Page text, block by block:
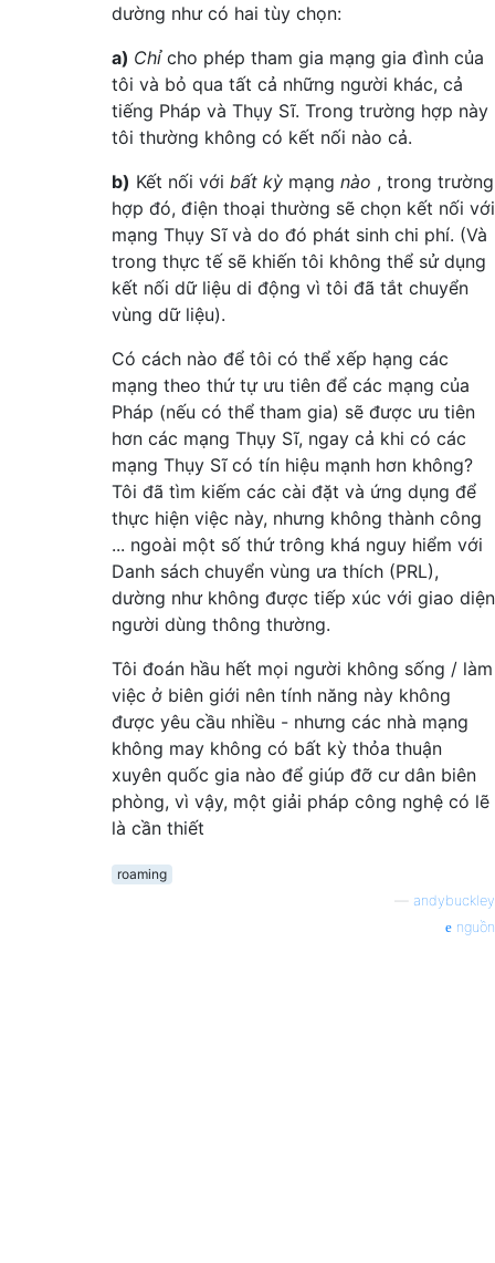
dường như có hai tùy chọn:
a) Chỉcho phép tham gia mạng gia đình của
tôi và bỏ qua tất cả những người khác, cả
tiếng Pháp và Thụy Sĩ. Trong trường hợp này
tôi thường không có kết nối nào cả.
b) Kết nối với bất kỳ mạng nào , trong trường
hợp đó, điện thoại thường sẽ chọn kết nối với
mạng Thụy Sĩ và do đó phát sinh chi phí. (Và
trong thực tế sẽ khiến tôi không thể sử dụng
kết nối dữ liệu di động vì tôi đã tắt chuyển
vùng dữ liệu).
Có cách nào để tôi có thể xếp hạng các
mạng theo thứ tự ưu tiên để các mạng của
Pháp (nếu có thể tham gia) sẽ được ưu tiên
hơn các mạng Thụy Sĩ, ngay cả khi có các
mạng Thụy Sĩ có tín hiệu mạnh hơn không?
Tôi đã tìm kiếm các cài đặt và ứng dụng để
thực hiện việc này, nhưng không thành công
... ngoài một số thứ trông khá nguy hiểm với
Danh sách chuyển vùng ưa thích (PRL),
dường như không được tiếp xúc với giao diện
người dùng thông thường.
Tôi đoán hầu hết mọi người không sống / làm
việc ở biên giới nên tính năng này không
được yêu cầu nhiều - nhưng các nhà mạng
không may không có bất kỳ thỏa thuận
xuyên quốc gia nào để giúp đỡ cư dân biên
phòng, vì vậy, một giải pháp công nghệ có lẽ
là cần thiết
roaming
andybuckley
nguồn